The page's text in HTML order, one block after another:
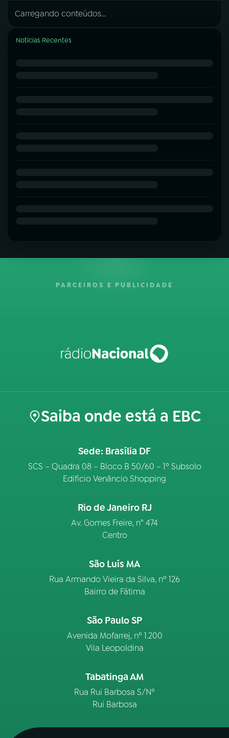
Carregando conteúdos...
Notícias Recentes
PARCEIROS E PUBLICIDADE
Saiba onde está a EBC
Sede: Brasília DF
SCS – Quadra 08 – Bloco B 50/60 – 1º Subsolo
Edifício Venâncio Shopping
Rio de Janeiro RJ
Av. Gomes Freire, n° 474
Centro
São Luís MA
Rua Armando Vieira da Silva, nº 126
Bairro de Fátima
São Paulo SP
Avenida Mofarrej, nº 1.200
Vila Leopoldina
Tabatinga AM
Rua Rui Barbosa S/Nº
Rui Barbosa